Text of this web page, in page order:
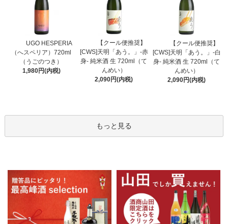
UGO HESPERIA
（へスペリア）720ml
（うごのつき）
1,980円(内税)
【クール便推奨】
[CWS]天明「あう。」-赤
身- 純米酒 生 720ml（て
んめい）
2,090円(内税)
【クール便推奨】
[CWS]天明「あう。」-白
身- 純米酒 生 720ml（て
んめい）
2,090円(内税)
もっと見る